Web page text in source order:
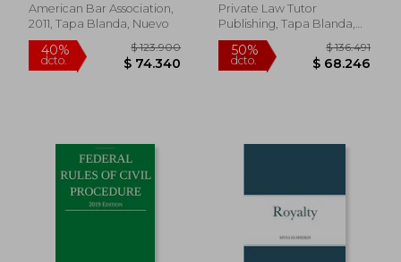
54%
dcto. $ 75.167
American Bar Association,
2011, Tapa Blanda, Nuevo
Private Law Tutor
Publishing, Tapa Blanda,
Nuevo